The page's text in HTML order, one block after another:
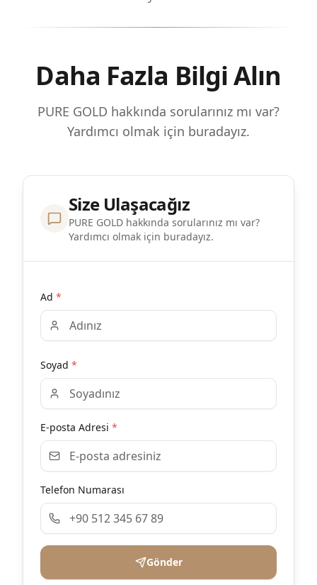
Daha Fazla Bilgi Alın
PURE GOLD hakkında sorularınız mı var?
Yardımcı olmak için buradayız.
Size Ulaşacağız
PURE GOLD hakkında sorularınız mı var?
Yardımcı olmak için buradayız.
Ad *
Soyad *
E-posta Adresi *
Telefon Numarası
Gönder